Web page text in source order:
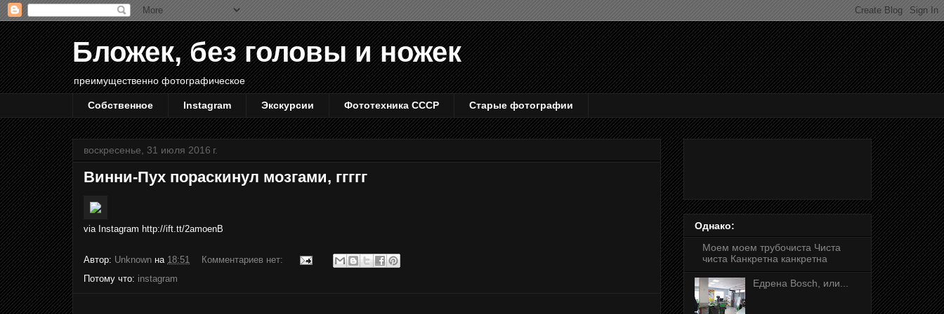
Бложек, без головы и ножек
преимущественно фотографическое
Собственное Instagram Экскурсии Фототехника СССР Старые фотографии
воскресенье, 31 июля 2016 г.
Винни-Пух пораскинул мозгами, ггггг
via Instagram http://ift.tt/2amoenB
Автор: Unknown на 18:51
Комментариев нет:
Потому что: instagram
Однако:
Моем моем трубочиста Чиста
чиста Канкретна канкретна
Едрена Bosch, или...